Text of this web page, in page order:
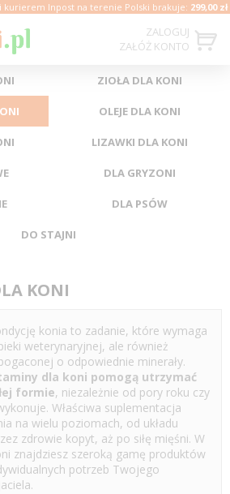
ZALOGUJ
ZAŁÓŻ KONTO
kurierem Inpost na terenie Polski brakuje: 299,00 zł
ZIOŁA DLA KONI
OLEJE DLA KONI
LIZAWKI DLA KONI
DLA GRYZONI
DLA PSÓW
DO STAJNI
KONI
konia to zadanie, które wymaga
weterynaryjnej, ale również
o odpowiednie minerały.
dla koni pomogą utrzymać
formie, niezależnie od pory roku czy
Właściwa suplementacja
na wielu poziomach, od układu
zdrowie kopyt, aż po siłę mięśni. W
znajdziesz szeroką gamę produktów
potrzeb Twojego